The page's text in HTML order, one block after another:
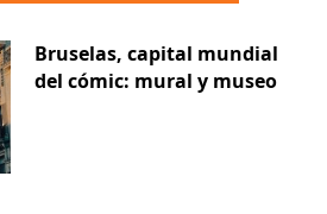
Bruselas, capital mundial
del cómic: mural y museo